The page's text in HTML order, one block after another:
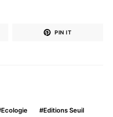
PIN IT
Ecologie
Editions Seuil